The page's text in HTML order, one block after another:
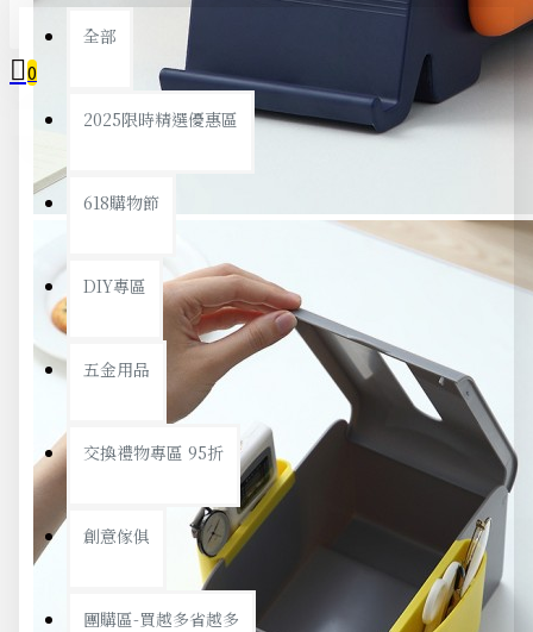
全部
2025限時精選優惠區
618購物節
DIY專區
五金用品
交換禮物專區 95折
創意傢俱
團購區-買越多省越多
0
您的購物車內沒有商品！